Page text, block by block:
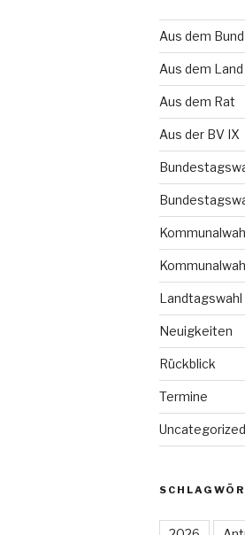
Aus dem Bund
Aus dem Land
Aus dem Rat
Aus der BV IX
Landtagswahl
Neuigkeiten
Rückblick
Termine
Uncategorized